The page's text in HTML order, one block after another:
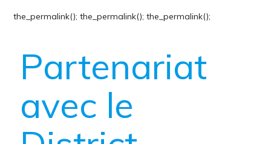
the_permalink();
Partenariat
avec le
the_permalink();the_permalink();